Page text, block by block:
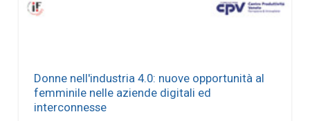
Donne nell'industria 4.0: nuove opportunità al
femminile nelle aziende digitali ed
interconnesse